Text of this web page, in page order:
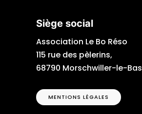
Siège social
Association Le Bo Réso
115 rue des pèlerins,
68790 Morschwiller-le-Bas
MENTIONS LÉGALES